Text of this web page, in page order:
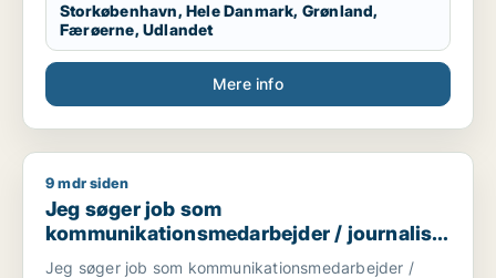
Storkøbenhavn, Hele Danmark, Grønland,
Færøerne, Udlandet
Mere info
Jeg søger job som kommunikationsmedarbejder /
9 mdr siden
Jeg søger job som
kommunikationsmedarbejder / journalist
/ kulturmedarbejder / lærer / pædagog
Jeg søger job som kommunikationsmedarbejder /